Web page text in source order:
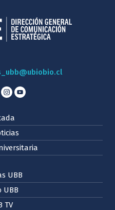
UBB
UBB
TV